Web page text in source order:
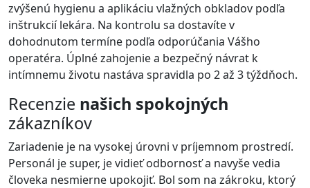
zvýšenú hygienu a aplikáciu vlažných obkladov podľa
inštrukcií lekára. Na kontrolu sa dostavíte v
dohodnutom termíne podľa odporúčania Vášho
operatéra. Úplné zahojenie a bezpečný návrat k
intímnemu životu nastáva spravidla po 2 až 3 týždňoch.
Recenzie našich spokojných
zákazníkov
Zariadenie je na vysokej úrovni v príjemnom prostredí.
Personál je super, je vidieť odbornosť a navyše vedia
človeka nesmierne upokojiť. Bol som na zákroku, ktorý